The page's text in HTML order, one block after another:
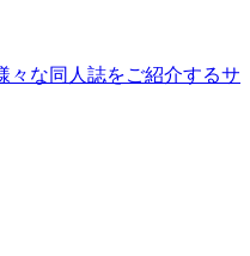
々な同人誌をご紹介するサ